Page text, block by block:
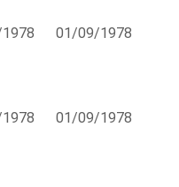
01/09/1978
01/09/1978